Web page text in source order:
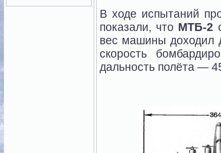
В ходе испытаний
показали, что МТБ-2
вес машины доходил
скорость
дальность полёта —